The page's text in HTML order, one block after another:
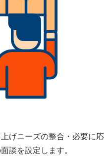
げニーズの整合・必要に応
談を設定します。